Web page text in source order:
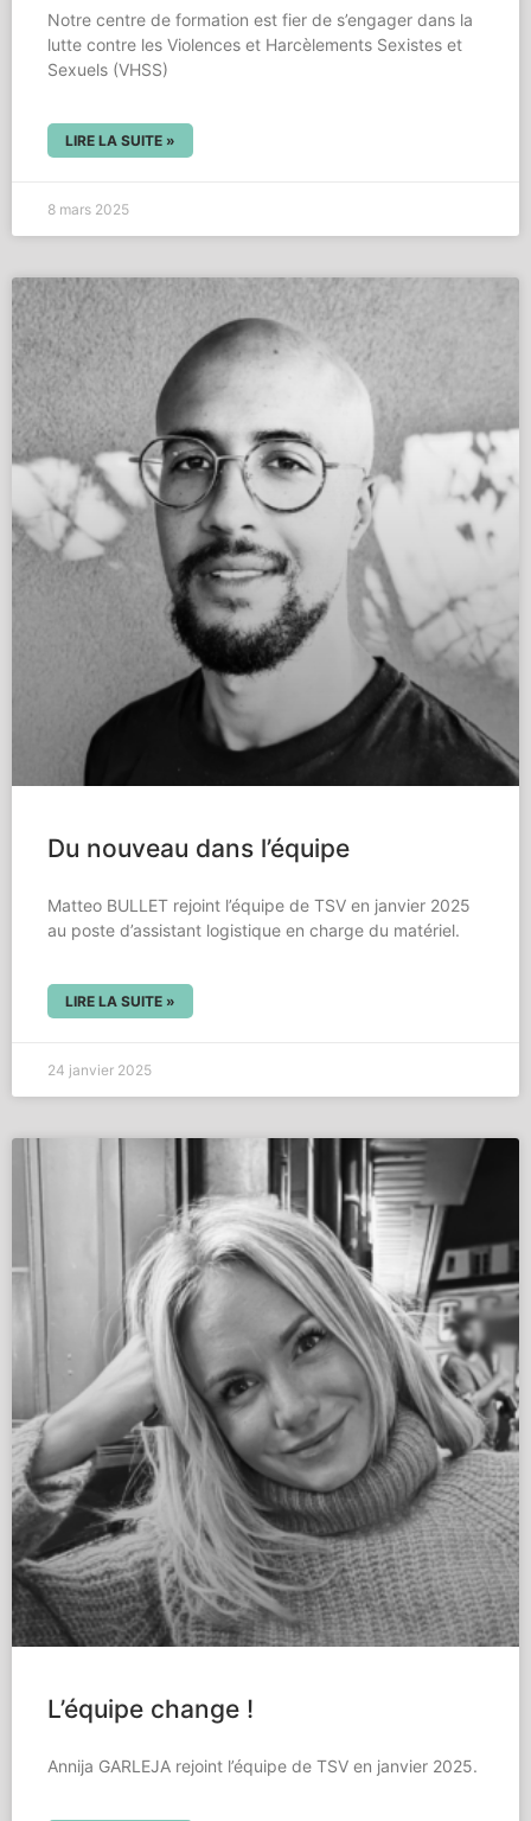
Notre centre de formation est fier de s’engager dans la
lutte contre les Violences et Harcèlements Sexistes et
Sexuels (VHSS)
LIRE LA SUITE »
8 mars 2025
Du nouveau dans l’équipe
Matteo BULLET rejoint l’équipe de TSV en janvier 2025
au poste d’assistant logistique en charge du matériel.
LIRE LA SUITE »
24 janvier 2025
L’équipe change !
Annija GARLEJA rejoint l’équipe de TSV en janvier 2025.